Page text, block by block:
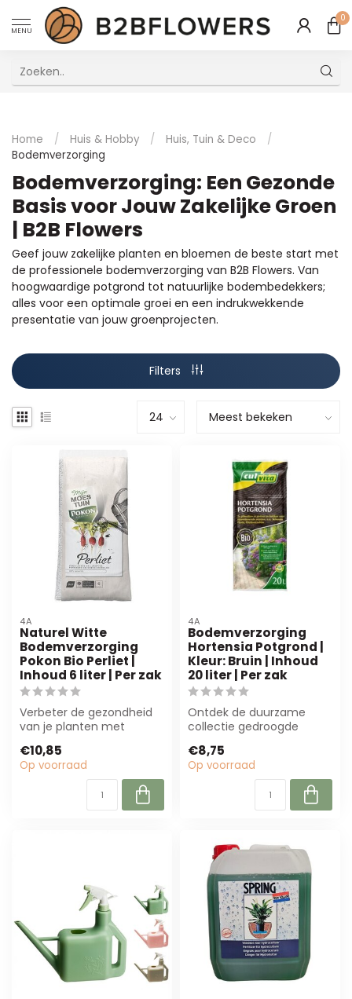
MENU
0
Home / Huis & Hobby / Huis, Tuin & Deco
/
Bodemverzorging
Bodemverzorging: Een Gezonde
Basis voor Jouw Zakelijke Groen
| B2B Flowers
Geef jouw zakelijke planten en bloemen de beste start met
de professionele bodemverzorging van B2B Flowers. Van
hoogwaardige potgrond tot natuurlijke bodembedekkers;
alles voor een optimale groei en een indrukwekkende
presentatie van jouw groenprojecten.
Filters
4A
Naturel Witte
Bodemverzorging
Pokon Bio Perliet |
Inhoud 6 liter | Per zak
Verbeter de gezondheid
van je planten met
Bodemverzorging Pokon
Bi...
€10,85
Op voorraad
4A
Bodemverzorging
Hortensia Potgrond |
Kleur: Bruin | Inhoud
20 liter | Per zak
Ontdek de duurzame
collectie gedroogde
BV. Perfect voor ...
€8,75
Op voorraad